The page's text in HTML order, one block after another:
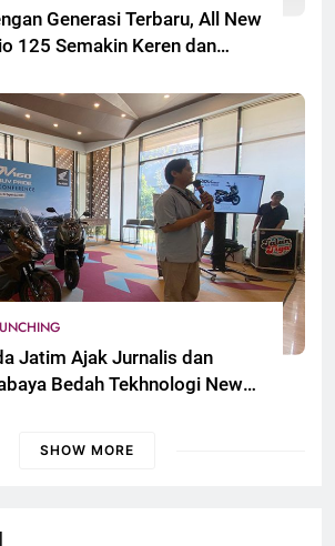
Generasi Terbaru, All New
125 Semakin Keren dan
Jatim Ajak Jurnalis dan
Bedah Tekhnologi New
SHOW MORE